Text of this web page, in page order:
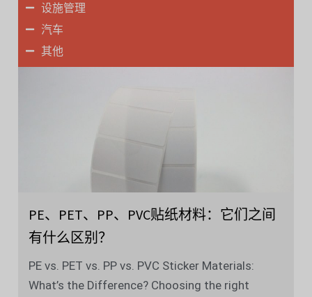
设施管理
汽车
其他
PE、PET、PP、PVC贴纸材料：它们之间
有什么区别？
PE vs. PET vs. PP vs. PVC Sticker Materials:
What’s the Difference? Choosing the right